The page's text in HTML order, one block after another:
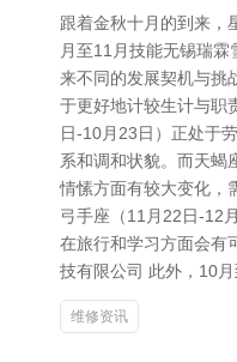
跟着金秋十月的到来，
月至11月技能无锡瑞
来不同的发展契机与挑
于更好地计较生计与职
日-10月23日）正处于
系和调和状貌。而天蝎
情愫方面有较大变化，
弓手座（11月22日-12
在旅行和学习方面会有
技有限公司 此外，10月
维修资讯